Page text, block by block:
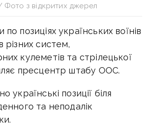
Фото з відкритих джерел
позиціях українських воїнів
різних систем,
кулеметів та стрілецької
пресцентр штабу ООС.
українські позиції біля
та неподалік